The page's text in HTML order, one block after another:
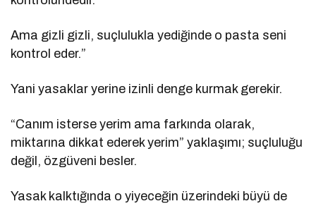
Ama gizli gizli, suçlulukla yediğinde o pasta seni
kontrol eder.”
Yani yasaklar yerine izinli denge kurmak gerekir.
“Canım isterse yerim ama farkında olarak,
miktarına dikkat ederek yerim” yaklaşımı; suçluluğu
değil, özgüveni besler.
Yasak kalktığında o yiyeceğin üzerindeki büyü de